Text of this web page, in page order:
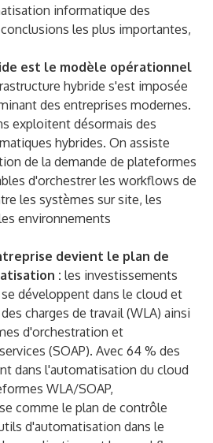
informatique des
les plus importantes,
est le modèle opérationnel
hybride s'est imposée
des entreprises modernes.
exploitent désormais des
hybrides. On assiste
de la demande de plateformes
d'orchestrer les workflows de
les systèmes sur site, les
environnements
devient le plan de
: les investissements
développent dans le cloud et
charges de travail (WLA) ainsi
d'orchestration et
(SOAP). Avec 64 % des
dans l'automatisation du cloud
WLA/SOAP,
comme le plan de contrôle
d'automatisation dans le